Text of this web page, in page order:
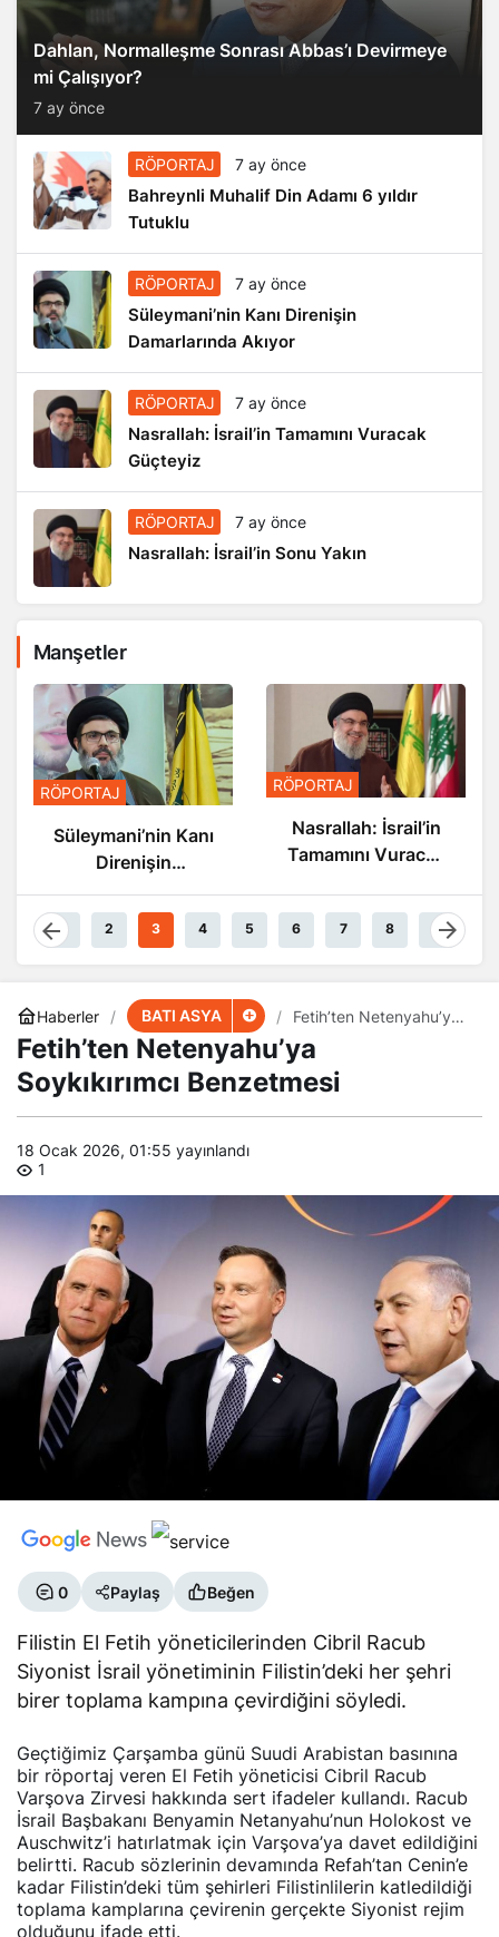
Dahlan, Normalleşme Sonrası Abbas’ı Devirmeye
mi Çalışıyor?
7 ay önce
RÖPORTAJ 7 ay önce
Bahreynli Muhalif Din Adamı 6 yıldır
Tutuklu
RÖPORTAJ 7 ay önce
Süleymani’nin Kanı Direnişin
Damarlarında Akıyor
RÖPORTAJ 7 ay önce
Nasrallah: İsrail’in Tamamını Vuracak
Güçteyiz
RÖPORTAJ 7 ay önce
Nasrallah: İsrail’in Sonu Yakın
Manşetler
RÖPORTAJ
Nasrallah: İsrail’in
Tamamını Vuracak
Güçteyiz
RÖPORTAJ
Nasrallah: İsrail’in
Sonu Yakın
1 2 3 4 5 6 7 8 9
Haberler BATI ASYA
Fetih’ten Netenyahu’ya
Soykıkırımcı Benzetmesi
Fetih’ten Netenyahu’ya
Soykıkırımcı Benzetmesi
18 Ocak 2026, 01:55 yayınlandı
1
0 Paylaş Beğen
Filistin El Fetih yöneticilerinden Cibril Racub
Siyonist İsrail yönetiminin Filistin’deki her şehri
birer toplama kampına çevirdiğini söyledi.
Geçtiğimiz Çarşamba günü Suudi Arabistan basınına
bir röportaj veren El Fetih yöneticisi Cibril Racub
Varşova Zirvesi hakkında sert ifadeler kullandı. Racub
İsrail Başbakanı Benyamin Netanyahu’nun Holokost ve
Auschwitz’i hatırlatmak için Varşova’ya davet edildiğini
belirtti. Racub sözlerinin devamında Refah’tan Cenin’e
kadar Filistin’deki tüm şehirleri Filistinlilerin katledildiği
toplama kamplarına çevirenin gerçekte Siyonist rejim
olduğunu ifade etti.